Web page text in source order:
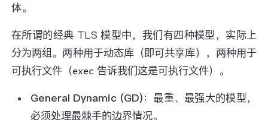
体。
在所谓的经典 TLS 模型中，我们有四种模型，实际上
分为两组。两种用于动态库（即可共享库），两种用于
可执行文件（exec 告诉我们这是可执行文件）。
General Dynamic (GD) ：最重、最强大的模型，
必须处理最棘手的边界情况。